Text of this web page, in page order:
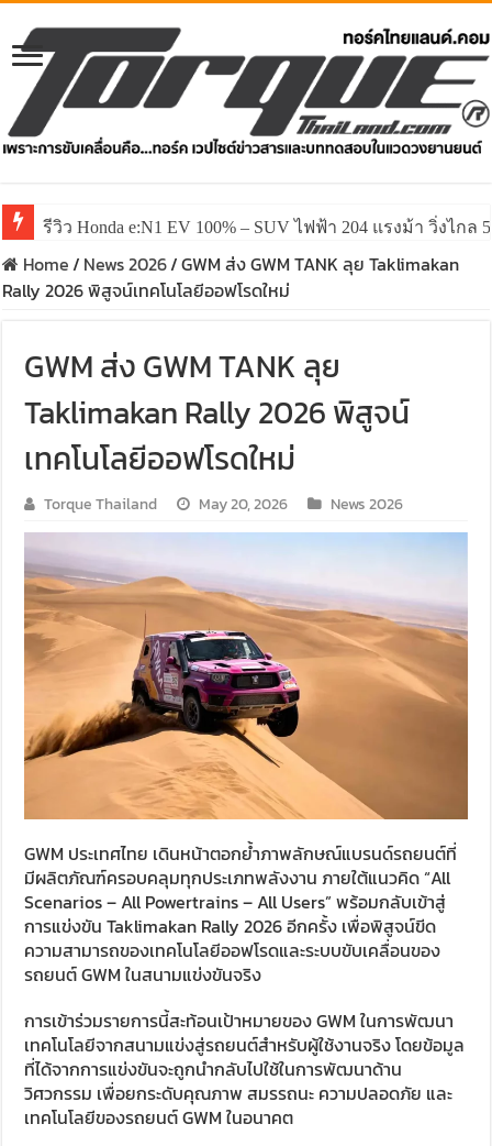
รีวิว Honda e:N1 EV 100% – SUV ไฟฟ้า 204 แรงม้า วิ่งไกล
Home/ News 2026/GWM ส่ง GWM TANK ลุย Taklimakan
Rally 2026 พิสูจน์เทคโนโลยีออฟโรดใหม่
GWM ส่ง GWM TANK ลุย
Taklimakan Rally 2026 พิสูจน์
เทคโนโลยีออฟโรดใหม่
Torque Thailand May 20, 2026 News 2026
GWM ประเทศไทย เดินหน้าตอกย้ำภาพลักษณ์แบรนด์รถยนต์ที่
มีผลิตภัณฑ์ครอบคลุมทุกประเภทพลังงาน ภายใต้แนวคิด “All
Scenarios – All Powertrains – All Users” พร้อมกลับเข้าสู่
การแข่งขัน Taklimakan Rally 2026 อีกครั้ง เพื่อพิสูจน์ขีด
ความสามารถของเทคโนโลยีออฟโรดและระบบขับเคลื่อนของ
รถยนต์ GWM ในสนามแข่งขันจริง
การเข้าร่วมรายการนี้สะท้อนเป้าหมายของ GWM ในการพัฒนา
เทคโนโลยีจากสนามแข่งสู่รถยนต์สำหรับผู้ใช้งานจริง โดยข้อมูล
ที่ได้จากการแข่งขันจะถูกนำกลับไปใช้ในการพัฒนาด้าน
วิศวกรรม เพื่อยกระดับคุณภาพ สมรรถนะ ความปลอดภัย และ
เทคโนโลยีของรถยนต์ GWM ในอนาคต